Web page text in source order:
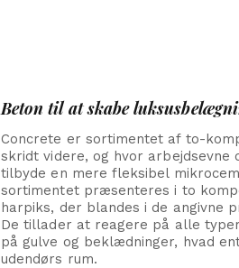
Beton til at skabe
Concrete er sortimentet af to-
skridt videre, og hvor
tilbyde en mere fleksibel
sortimentet præsenteres i to
harpiks, der blandes i de angivne
De tillader at reagere på alle
på gulve og beklædninger, hvad
udendørs rum.